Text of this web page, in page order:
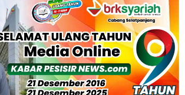
Tebing tinggi Berjalan lancar
dan Bawaslu Bakal Laksanakan Kerja
Menyambut Pemilu 2029